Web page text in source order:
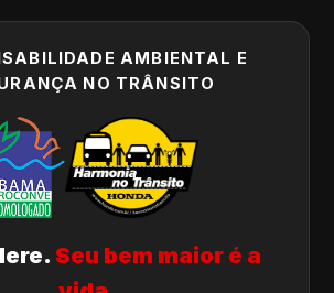
AMBIENTAL E
NO TRÂNSITO
Seu bem maior é a